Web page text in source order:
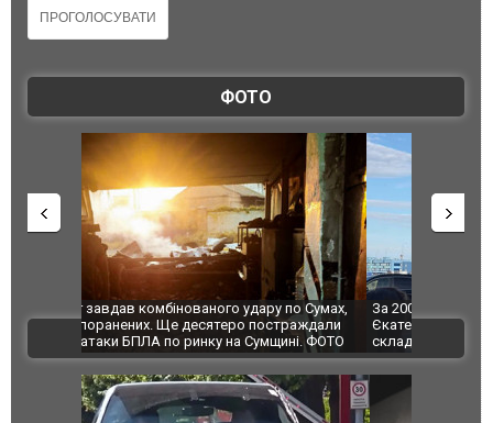
ФОТО
За 2000 кілометрів від кордону з Україною: в
Єкатеринбурзі після атаки дронів загорівся
склад Wildberries. ФОТО. ВІДЕО
"Мої
ВІДЕО